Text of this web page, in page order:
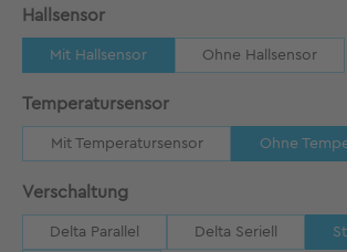
Hallsensorauswählen
Mit Hallsensor Ohne Hallsensor
Temperatursensorauswählen
Mit Temperatursensor Ohne
Verschaltungauswählen
Delta Parallel Delta Seriell